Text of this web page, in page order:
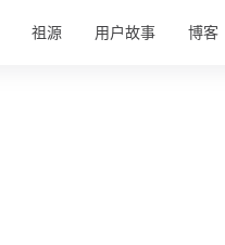
祖源 用户故事 博客